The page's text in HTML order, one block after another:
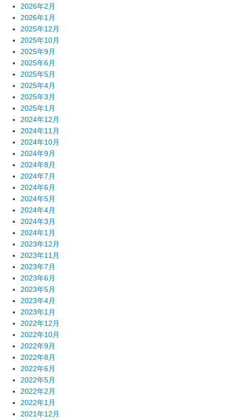
2026年2月
2026年1月
2025年12月
2025年10月
2025年9月
2025年6月
2025年5月
2025年4月
2025年3月
2025年1月
2024年12月
2024年11月
2024年10月
2024年9月
2024年8月
2024年7月
2024年6月
2024年5月
2024年4月
2024年3月
2024年1月
2023年12月
2023年11月
2023年7月
2023年6月
2023年5月
2023年4月
2023年1月
2022年12月
2022年10月
2022年9月
2022年8月
2022年6月
2022年5月
2022年2月
2022年1月
2021年12月